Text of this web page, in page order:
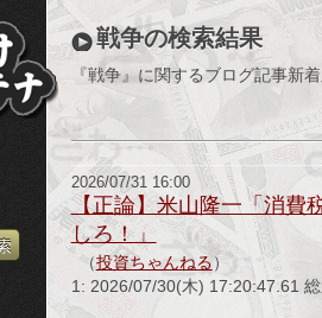
み
ん
な
の
お
金
儲
戦争の検索結果
『戦争』に関するブログ記事新
2026/07/31 16:00
【正論】米山隆一「消費
しろ！」
（投資ちゃんねる）
1: 2026/07/30(木) 17:20:47.61